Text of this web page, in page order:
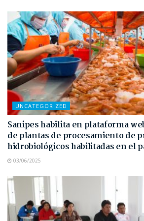
UNCATEGORIZED
Sanipes habilita en plataforma
de plantas de procesamiento de
hidrobiológicos habilitadas en el
03/06/2025